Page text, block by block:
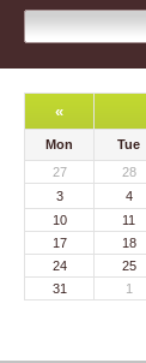
«
Mon Tue
27
28
3
4
10
11
17
18
24
25
31
1